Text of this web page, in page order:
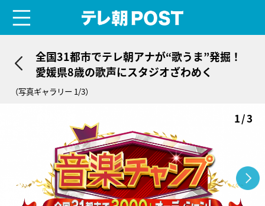
全国31都市でテレ朝アナが“歌うま”発掘！
愛媛県8歳の歌声にスタジオざわめく
（写真ギャラリー 1/3）
1/3